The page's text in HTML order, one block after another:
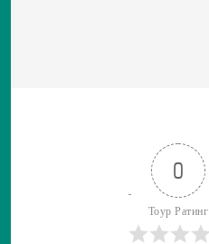
0
Тоур Ратинг